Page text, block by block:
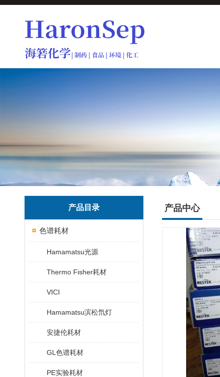
产品目录
色谱耗材
Hamamatsu光源
Thermo Fisher耗材
VICI
Hamamatsu滨松氘灯
安捷伦耗材
GL色谱耗材
PE实验耗材
产品中心